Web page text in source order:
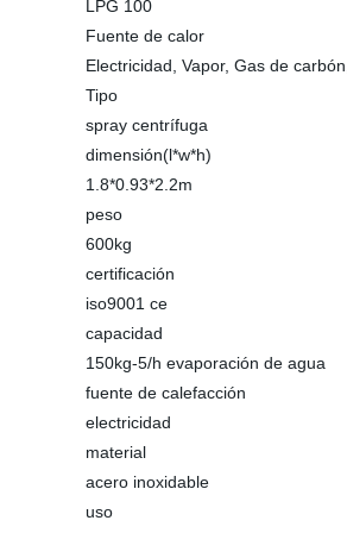
LPG 100
Fuente de calor
Electricidad, Vapor, Gas de
Tipo
spray centrífuga
dimensión(l*w*h)
1.8*0.93*2.2m
peso
600kg
certificación
iso9001 ce
capacidad
150kg-5/h evaporación de agua
fuente de calefacción
electricidad
material
acero inoxidable
uso